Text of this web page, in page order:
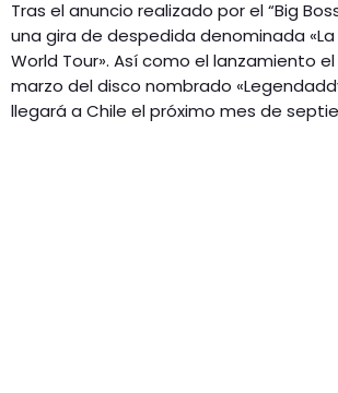
Tras el anuncio realizado por el “Big
una gira de despedida denominada
World Tour». Así como el lanzamiento
marzo del disco nombrado
llegará a Chile el próximo mes de